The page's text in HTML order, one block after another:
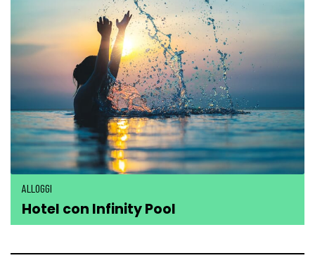
ALLOGGI
Hotel con Infinity Pool